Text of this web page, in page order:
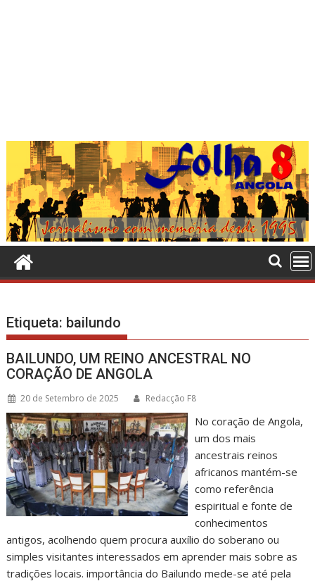
Etiqueta: bailundo
BAILUNDO, UM REINO ANCESTRAL NO
CORAÇÃO DE ANGOLA
20 de Setembro de 2025 Redacção F8
No coração de Angola,
um dos mais
ancestrais reinos
africanos mantém-se
como referência
espiritual e fonte de
conhecimentos
antigos, acolhendo quem procura auxílio do soberano ou
simples visitantes interessados em aprender mais sobre as
tradições locais. importância do Bailundo mede-se até pela